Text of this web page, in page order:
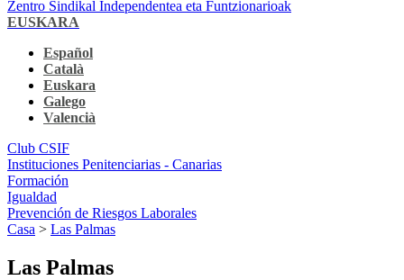
Zentro Sindikal Independentea eta Funtzionarioak
EUSKARA
Español
Català
Euskara
Galego
Valencià
Club CSIF
Instituciones Penitenciarias - Canarias
Formación
Igualdad
Prevención de Riesgos Laborales
Casa > Las Palmas
Las Palmas